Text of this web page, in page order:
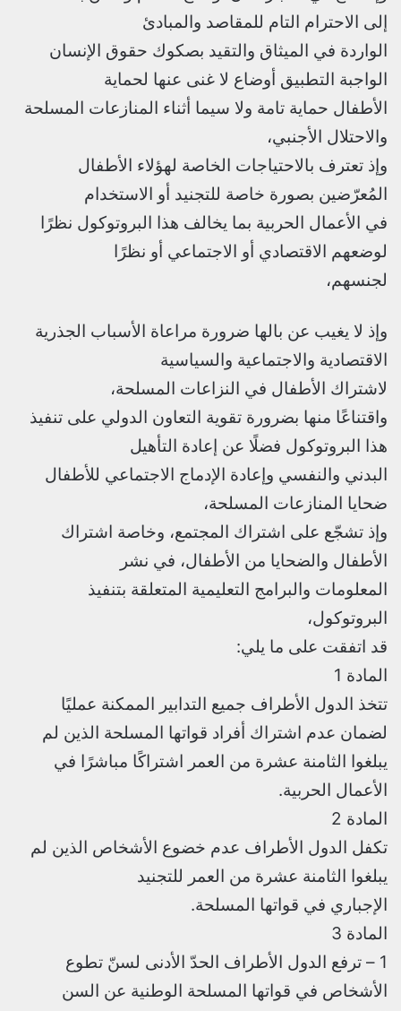
إلى الاحترام التام للمقاصد والمبادئ
الواردة في الميثاق والتقيد بصكوك حقوق الإنسان
الواجبة التطبيق أوضاع لا غنى عنها لحماية
الأطفال حماية تامة ولا سيما أثناء المنازعات المسلحة
والاحتلال الأجنبي،
وإذ تعترف بالاحتياجات الخاصة لهؤلاء الأطفال
المُعرّضين بصورة خاصة للتجنيد أو الاستخدام
في الأعمال الحربية بما يخالف هذا البروتوكول نظرًا
لوضعهم الاقتصادي أو الاجتماعي أو نظرًا
لجنسهم،
وإذ لا يغيب عن بالها ضرورة مراعاة الأسباب الجذرية
الاقتصادية والاجتماعية والسياسية
لاشتراك الأطفال في النزاعات المسلحة،
واقتناعًا منها بضرورة تقوية التعاون الدولي على تنفيذ
هذا البروتوكول فضلًا عن إعادة التأهيل
البدني والنفسي وإعادة الإدماج الاجتماعي للأطفال
ضحايا المنازعات المسلحة،
وإذ تشجّع على اشتراك المجتمع، وخاصة اشتراك
الأطفال والضحايا من الأطفال، في نشر
المعلومات والبرامج التعليمية المتعلقة بتنفيذ
البروتوكول،
قد اتفقت على ما يلي:
المادة 1
تتخذ الدول الأطراف جميع التدابير الممكنة عمليًا
لضمان عدم اشتراك أفراد قواتها المسلحة الذين لم
يبلغوا الثامنة عشرة من العمر اشتراكًا مباشرًا في
الأعمال الحربية.
المادة 2
تكفل الدول الأطراف عدم خضوع الأشخاص الذين لم
يبلغوا الثامنة عشرة من العمر للتجنيد
الإجباري في قواتها المسلحة.
المادة 3
1 – ترفع الدول الأطراف الحدّ الأدنى لسنّ تطوع
الأشخاص في قواتها المسلحة الوطنية عن السن